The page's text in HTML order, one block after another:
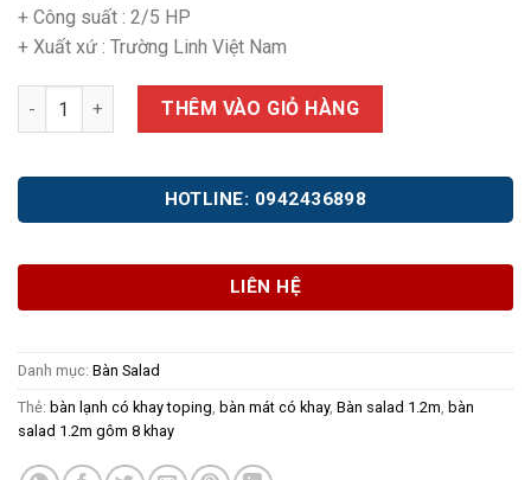
+ Công suất : 2/5 HP
+ Xuất xứ : Trường Linh Việt Nam
Bàn Salad TL-12 số lượngTHÊM VÀO GIỎ HÀNG
HOTLINE: 0942436898
LIÊN HỆ
Danh mục: Bàn Salad
Thẻ: bàn lạnh có khay toping, bàn mát có khay, Bàn salad 1.2m, bàn
salad 1.2m gôm 8 khay